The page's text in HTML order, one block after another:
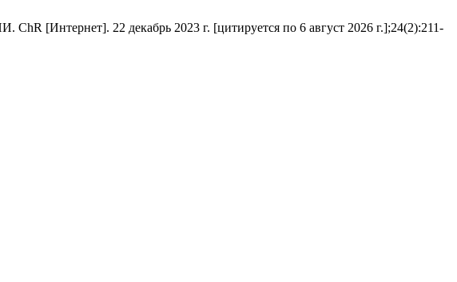
22 декабрь 2023 г. [цитируется по 6 август 2026 г.];24(2):211-